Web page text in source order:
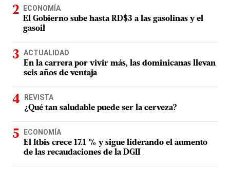
ECONOMÍA
El Gobierno sube hasta RD$3 a las gasolinas y el
gasoil
ACTUALIDAD
En la carrera por vivir más, las dominicanas llevan
seis años de ventaja
REVISTA
¿Qué tan saludable puede ser la cerveza?
ECONOMÍA
El Itbis crece 17.1 % y sigue liderando el aumento
de las recaudaciones de la DGII